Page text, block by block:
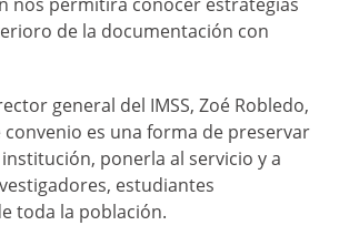
de la documentación con
general del IMSS, Zoé Robledo,
convenio es una forma de preservar
ponerla al servicio y a
estudiantes
toda la población.